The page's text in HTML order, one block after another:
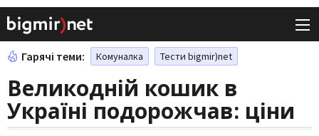
Гарячі теми: Комуналка Тести bigmir)net
Великодній кошик в
Україні подорожчав: ціни